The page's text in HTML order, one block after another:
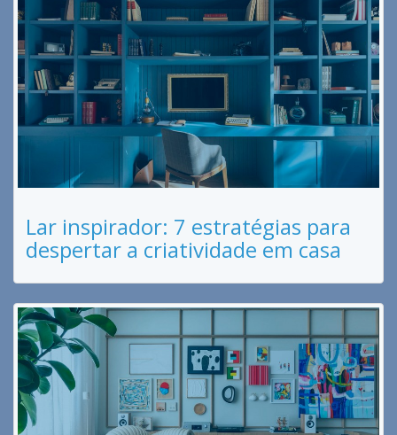
Lar inspirador: 7 estratégias para
despertar a criatividade em casa